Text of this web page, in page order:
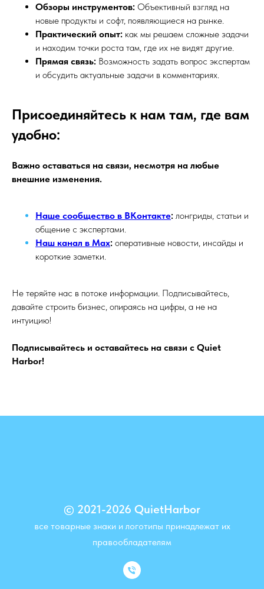
Обзоры инструментов: Объективный взгляд на
новые продукты и софт, появляющиеся на рынке.
Практический опыт: как мы решаем сложные задачи
и находим точки роста там, где их не видят другие.
Прямая связь: Возможность задать вопрос экспертам
и обсудить актуальные задачи в комментариях.
Присоединяйтесь к нам там, где вам
удобно:
Важно оставаться на связи, несмотря на любые
внешние изменения.
Наше сообщество в ВКонтакте: лонгриды, статьи и
общение с экспертами.
Наш канал в Max: оперативные новости, инсайды и
короткие заметки.
Не теряйте нас в потоке информации. Подписывайтесь,
давайте строить бизнес, опираясь на цифры, а не на
интуицию!
Подписывайтесь и оставайтесь на связи с Quiet
Harbor!
© 2021-2026 QuietHarbor
все товарные знаки и логотипы принадлежат их
правообладателям